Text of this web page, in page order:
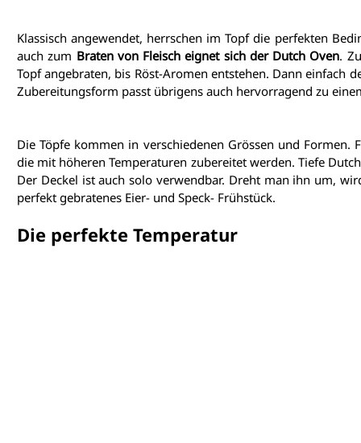
Klassisch angewendet, herrschen im Topf die perfekten
auch zum Braten von Fleisch eignet sich der Dutch Oven.
Topf angebraten, bis Röst-Aromen entstehen. Dann einfach
Zubereitungsform passt übrigens auch hervorragend zu
Die Töpfe kommen in verschiedenen Grössen und Formen.
die mit höheren Temperaturen zubereitet werden. Tiefe
Der Deckel ist auch solo verwendbar. Dreht man ihn um,
perfekt gebratenes Eier- und Speck- Frühstück.
Die perfekte Temperatur